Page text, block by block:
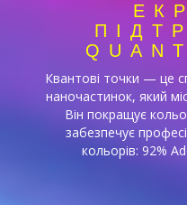
Квантові точки — це
наночастинок, який
Він покращує
забезпечує
кольорів: 92%